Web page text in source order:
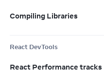
Compiling Libraries
React DevTools
React Performance tracks